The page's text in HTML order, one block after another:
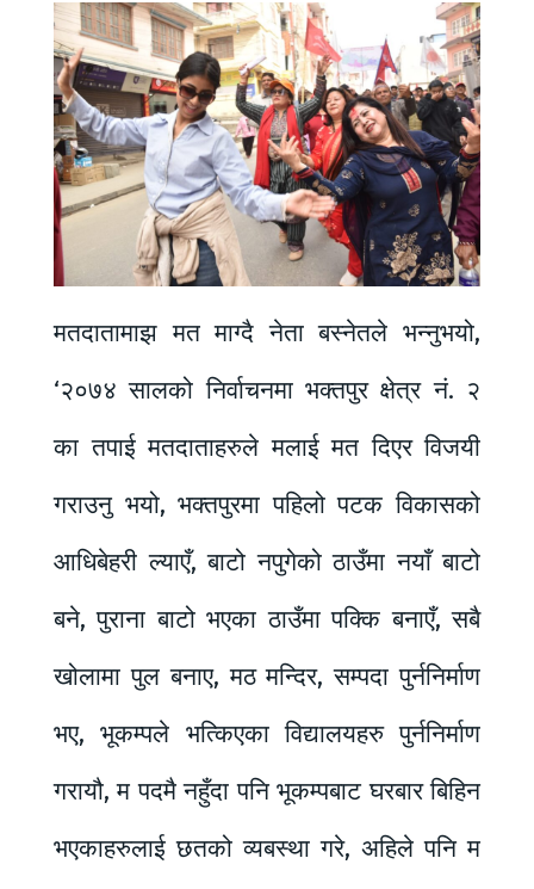
मतदातामाझ मत माग्दै नेता बस्नेतले भन्नुभयो,
‘२०७४ सालको निर्वाचनमा भक्तपुर क्षेत्र नं. २
का तपाई मतदाताहरुले मलाई मत दिएर विजयी
गराउनु भयो, भक्तपुरमा पहिलो पटक विकासको
आधिबेहरी ल्याएँ, बाटो नपुगेको ठाउँमा नयाँ बाटो
बने, पुराना बाटो भएका ठाउँमा पक्कि बनाएँ, सबै
खोलामा पुल बनाए, मठ मन्दिर, सम्पदा पुर्ननिर्माण
भए, भूकम्पले भत्किएका विद्यालयहरु पुर्ननिर्माण
गरायौ, म पदमै नहुँदा पनि भूकम्पबाट घरबार बिहिन
भएकाहरुलाई छतको व्यबस्था गरे, अहिले पनि म